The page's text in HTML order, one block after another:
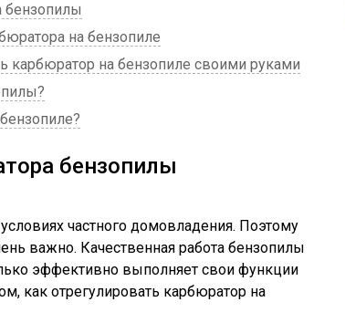
бензопилы
на бензопиле
карбюратор на бензопиле своими руками
бензопилы
частного домовладения. Поэтому
важно. Качественная работа бензопилы
эффективно выполняет свои функции
как отрегулировать карбюратор на